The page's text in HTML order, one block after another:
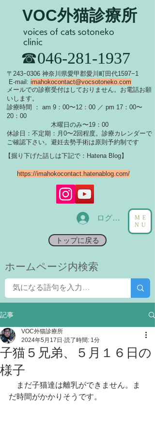
VOC外猫診療所
​☎046-281-1937
​〒243ｰ0306 神奈川県愛甲郡愛川町田代1597−1
E-mail: imahokocontact@vocsotoneko.com
​メールでの診察受付はしておりません。お電話お願
いします。
診療時間 ： am 9：00〜12：00 ／ pm 17：00〜
20：00
木曜日のみ〜19：00
休診日：不定期：月0〜2回程度。診療カレンダーで
ご確認下さい。 ​避妊去勢手術は原則予約制です
voices of cats sotoneko
clinic
ログイン
トップに戻る
ME
NU
https://imahokocontact.hatenablog.com/
【掘り下げた話しは下記で：Hatena Blog】
​ホームページ内検索
記事
子猫５兄弟、５月１６日の
様子
VOC外猫診療所
2024年5月17日 読了時間: 1分
まだ子猫達は離乳ができません。ま
だ時間がかかりそうです。